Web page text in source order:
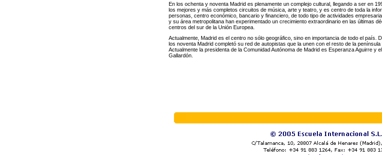
En los ochenta y noventa Madrid es plenamente un complejo cultural, llegando a ser en
los mejores y más completos circuitos de música, arte y teatro, y es centro de toda la
personas, centro económico, bancario y financiero, de todo tipo de actividades
y su área metropolitana han experimentado un crecimiento extraordinario en las últimas
centros del sur de la Unión Europea.
Actualmente, Madrid es el centro no sólo geográfico, sino en importancia de todo el país.
los noventa Madrid completó su red de autopistas que la unen con el resto de la
Actualmente la presidenta de la Comunidad Autónoma de Madrid es Esperanza Aguirre y
Gallardón.